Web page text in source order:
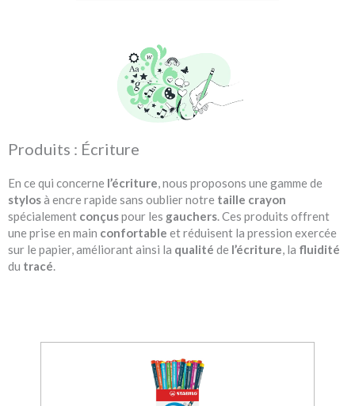
Produits : Écriture
En ce qui concerne l’écriture, nous proposons une gamme de
stylosà encre rapide sans oublier notre taille crayon
spécialement conçuspour les gauchers. Ces produits offrent
une prise en main confortable et réduisent la pression exercée
sur le papier, améliorant ainsi la qualité de l’écriture, la fluidité
du tracé.